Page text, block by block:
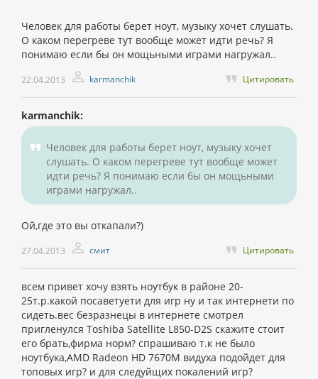
Человек для работы берет ноут, музыку хочет слушать.
О каком перегреве тут вообще может идти речь? Я
понимаю если бы он мощьными играми нагружал..
22.04.2013 karmanchik Цитировать
karmanchik:
Человек для работы берет ноут, музыку хочет
слушать. О каком перегреве тут вообще может
идти речь? Я понимаю если бы он мощьными
играми нагружал..
Ой,где это вы откапали?)
27.04.2013 смит Цитировать
всем привет хочу взять ноутбук в районе 20-
25т.р.какой посаветуети для игр ну и так интернети по
сидеть.вес безразнецы в интернете смотрел
пригленулся Toshiba Satellite L850-D2S скажите стоит
его брать,фирма норм? спрашиваю т.к не было
ноутбука,AMD Radeon HD 7670M видуха подойдет для
топовых игр? и для следуйщих покалений игр?